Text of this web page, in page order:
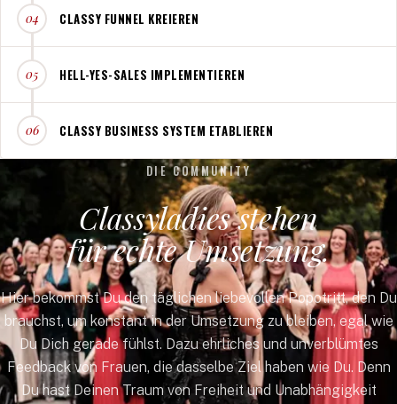
04 CLASSY FUNNEL KREIEREN
05 HELL-YES-SALES IMPLEMENTIEREN
06 CLASSY BUSINESS SYSTEM ETABLIEREN
DIE COMMUNITY
Classyladies stehen
für echte Umsetzung.
Hier bekommst Du den täglichen liebevollen Popotritt, den Du
brauchst, um konstant in der Umsetzung zu bleiben, egal wie
Du Dich gerade fühlst. Dazu ehrliches und unverblümtes
Feedback von Frauen, die dasselbe Ziel haben wie Du. Denn
Du hast Deinen Traum von Freiheit und Unabhängigkeit